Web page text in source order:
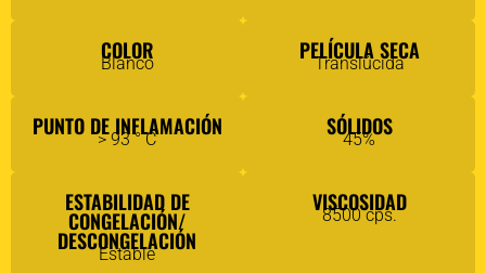
COLOR
Blanco PELÍCULA SECA
Translúcida
PUNTO DE INFLAMACIÓN
> 93 ° C SÓLIDOS
45%
ESTABILIDAD DE
CONGELACIÓN/
DESCONGELACIÓN
Estable
VISCOSIDAD
8500 cps.